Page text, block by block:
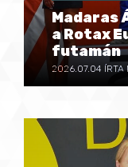
Madaras
a Rotax
futamán
2026.07.04 ÍRTA